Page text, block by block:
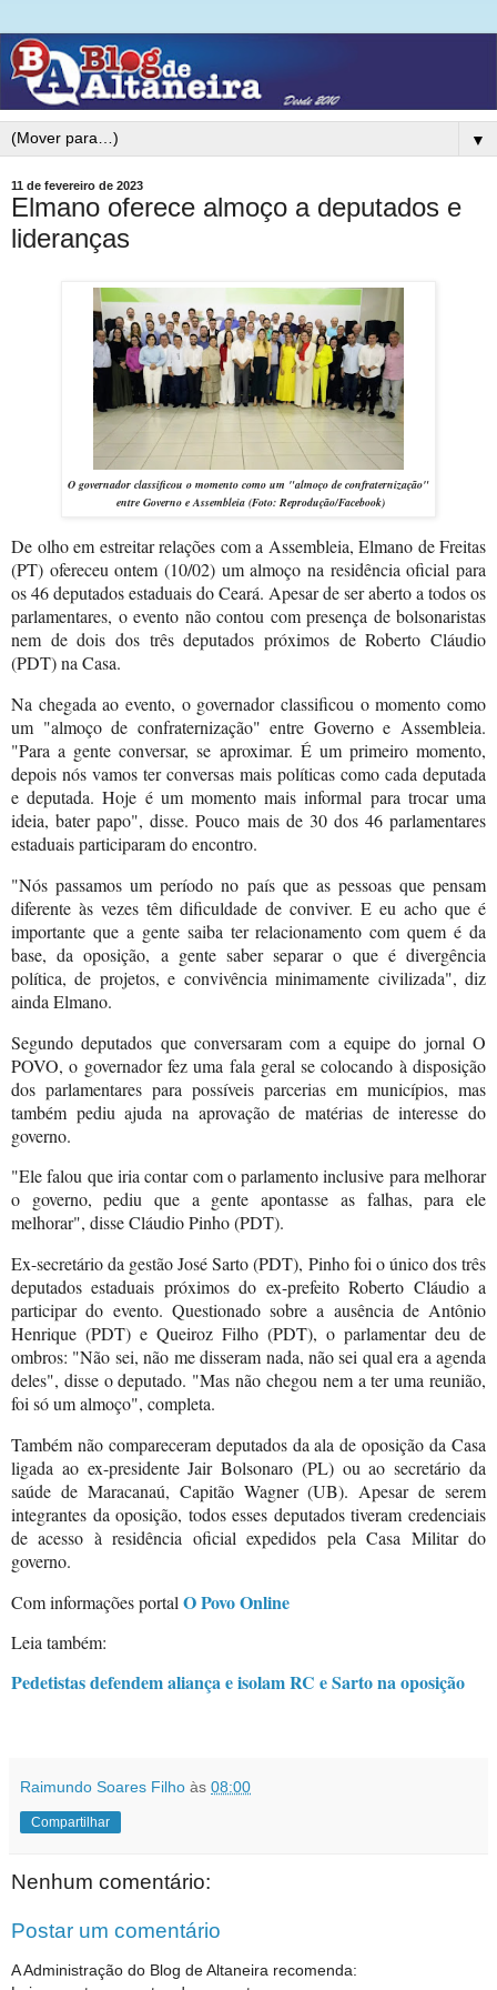
▼
11 de fevereiro de 2023
Elmano oferece almoço a deputados e
lideranças
O governador classificou o momento como um "almoço de confraternização"
entre Governo e Assembleia (Foto: Reprodução/Facebook)
De olho em estreitar relações com a Assembleia, Elmano de Freitas
(PT) ofereceu ontem (10/02) um almoço na residência oficial para
os 46 deputados estaduais do Ceará. Apesar de ser aberto a todos os
parlamentares, o evento não contou com presença de bolsonaristas
nem de dois dos três deputados próximos de Roberto Cláudio
(PDT) na Casa.
Na chegada ao evento, o governador classificou o momento como
um "almoço de confraternização" entre Governo e Assembleia.
"Para a gente conversar, se aproximar. É um primeiro momento,
depois nós vamos ter conversas mais políticas como cada deputada
e deputada. Hoje é um momento mais informal para trocar uma
ideia, bater papo", disse. Pouco mais de 30 dos 46 parlamentares
estaduais participaram do encontro.
"Nós passamos um período no país que as pessoas que pensam
diferente às vezes têm dificuldade de conviver. E eu acho que é
importante que a gente saiba ter relacionamento com quem é da
base, da oposição, a gente saber separar o que é divergência
política, de projetos, e convivência minimamente civilizada", diz
ainda Elmano.
Segundo deputados que conversaram com a equipe do jornal O
POVO, o governador fez uma fala geral se colocando à disposição
dos parlamentares para possíveis parcerias em municípios, mas
também pediu ajuda na aprovação de matérias de interesse do
governo.
"Ele falou que iria contar com o parlamento inclusive para melhorar
o governo, pediu que a gente apontasse as falhas, para ele
melhorar", disse Cláudio Pinho (PDT).
Ex-secretário da gestão José Sarto (PDT), Pinho foi o único dos três
deputados estaduais próximos do ex-prefeito Roberto Cláudio a
participar do evento. Questionado sobre a ausência de Antônio
Henrique (PDT) e Queiroz Filho (PDT), o parlamentar deu de
ombros: "Não sei, não me disseram nada, não sei qual era a agenda
deles", disse o deputado. "Mas não chegou nem a ter uma reunião,
foi só um almoço", completa.
Também não compareceram deputados da ala de oposição da Casa
ligada ao ex-presidente Jair Bolsonaro (PL) ou ao secretário da
saúde de Maracanaú, Capitão Wagner (UB). Apesar de serem
integrantes da oposição, todos esses deputados tiveram credenciais
de acesso à residência oficial expedidos pela Casa Militar do
governo.
Com informações portal O Povo Online
Leia também:
Pedetistas defendem aliança e isolam RC e Sarto na oposição
Raimundo Soares Filho às 08:00
Compartilhar
Nenhum comentário:
Postar um comentário
A Administração do Blog de Altaneira recomenda: